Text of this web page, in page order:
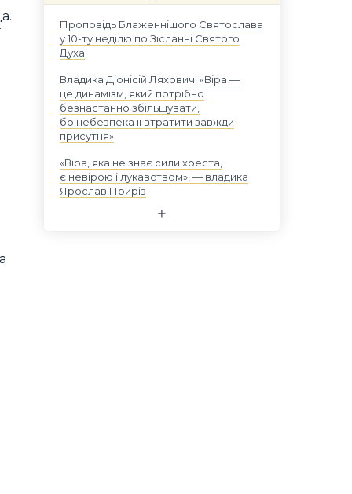
Проповідь Блаженнішого Святослава
у 10-ту неділю по Зісланні Святого
Духа
Владика Діонісій Ляхович: «Віра —
це динамізм, який потрібно
безнастанно збільшувати,
бо небезпека її втратити завжди
присутня»
«Віра, яка не знає сили хреста,
є невірою і лукавством», — владика
Ярослав Приріз